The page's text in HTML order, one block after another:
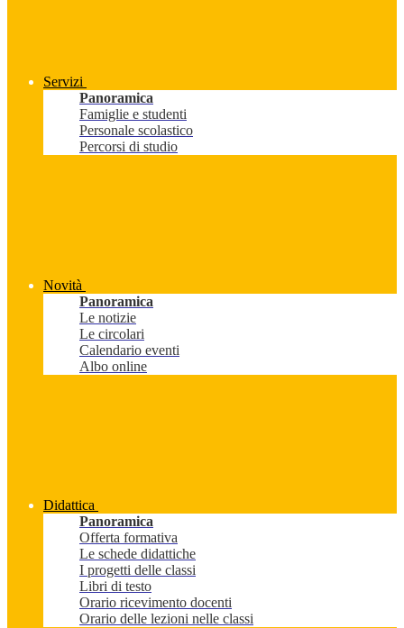
Servizi
Panoramica
Famiglie e studenti
Personale scolastico
Percorsi di studio
Novità
Panoramica
Le notizie
Le circolari
Calendario eventi
Albo online
Didattica
Panoramica
Offerta formativa
Le schede didattiche
I progetti delle classi
Libri di testo
Orario ricevimento docenti
Orario delle lezioni nelle classi